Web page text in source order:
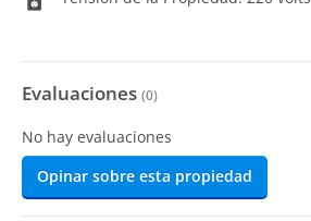
Evaluaciones (0)
No hay evaluaciones
Opinar sobre esta propiedad